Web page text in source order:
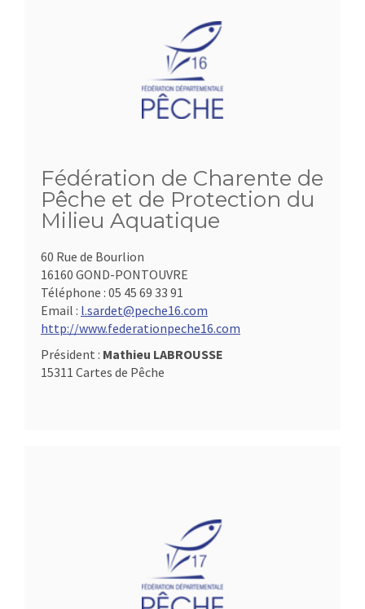
Fédération de Charente de
Pêche et de Protection du
Milieu Aquatique
60 Rue de Bourlion
16160 GOND-PONTOUVRE
Téléphone : 05 45 69 33 91
Email : l.sardet@peche16.com
http://www.federationpeche16.com
Président : Mathieu LABROUSSE
15311 Cartes de Pêche